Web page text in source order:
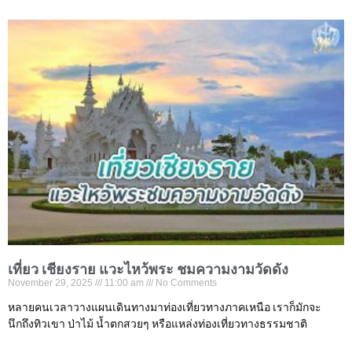
เที่ยว เชียงราย แวะไหว้พระ ชมความงามวัดดัง
November 29, 2025 11:00 am No Comments
หลายคนเวลาวางแผนเดินทางมาท่องเที่ยวทางภาคเหนือ เราก็มักจะ
นึกถึงทิวเขา ป่าไม้ น้ำตกสวยๆ หรือแหล่งท่องเที่ยวทางธรรมชาติ